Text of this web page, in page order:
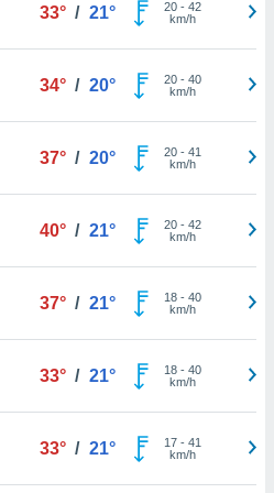
33° / 21° 20- 42
km/h
34° / 20° 20- 40
km/h
37° / 20° 20- 41
km/h
40° / 21° 20- 42
km/h
37° / 21° 18- 40
km/h
33° / 21° 18- 40
km/h
33° / 21° 17- 41
km/h